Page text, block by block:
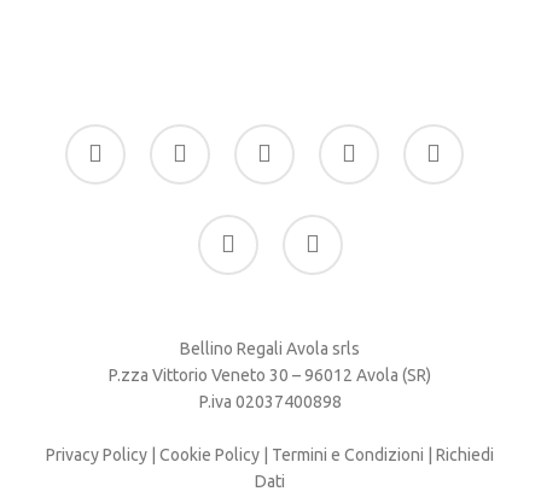
facebook
google-
plus
instagram whatsapp tiktok
phone email
Bellino Regali Avola srls
P.zza Vittorio Veneto 30 – 96012 Avola (SR)
P.iva 02037400898
Privacy Policy |Cookie Policy Termini e Condizioni |Richiedi
Dati